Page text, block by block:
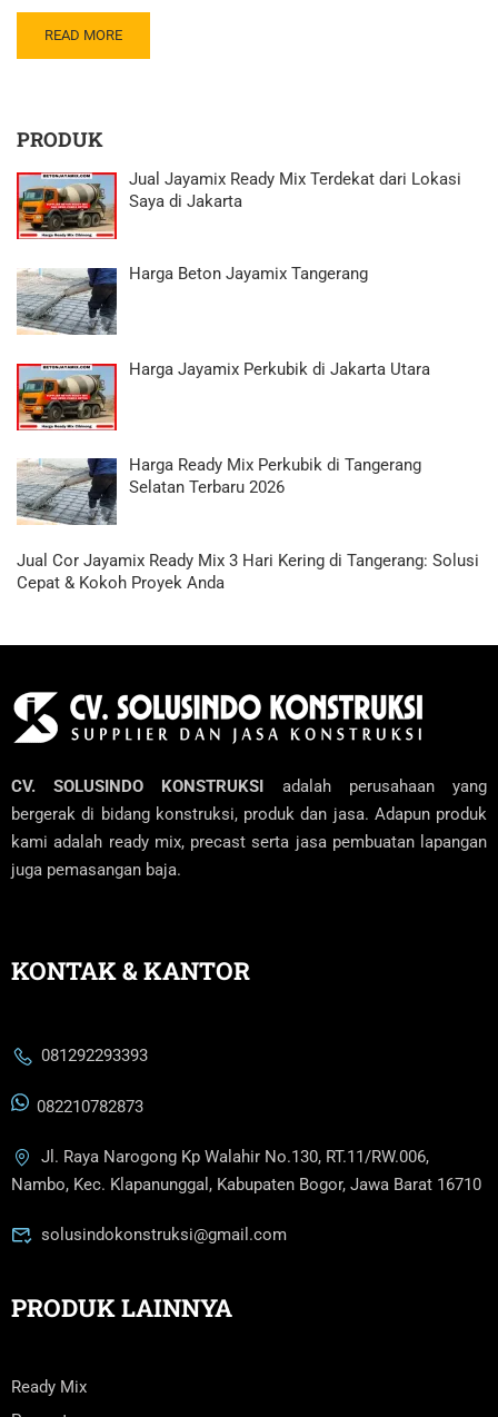
READ MORE
PRODUK
Jual Jayamix Ready Mix Terdekat dari Lokasi
Saya di Jakarta
Harga Beton Jayamix Tangerang
Harga Jayamix Perkubik di Jakarta Utara
Harga Ready Mix Perkubik di Tangerang
Selatan Terbaru 2026
Jual Cor Jayamix Ready Mix 3 Hari Kering di Tangerang: Solusi
Cepat & Kokoh Proyek Anda
CV. SOLUSINDO KONSTRUKSI adalah perusahaan yang
bergerak di bidang konstruksi, produk dan jasa. Adapun produk
kami adalah ready mix, precast serta jasa pembuatan lapangan
juga pemasangan baja.
KONTAK & KANTOR
081292293393
082210782873
Jl. Raya Narogong Kp Walahir No.130, RT.11/RW.006,
Nambo, Kec. Klapanunggal, Kabupaten Bogor, Jawa Barat 16710
solusindokonstruksi@gmail.com
PRODUK LAINNYA
Ready Mix